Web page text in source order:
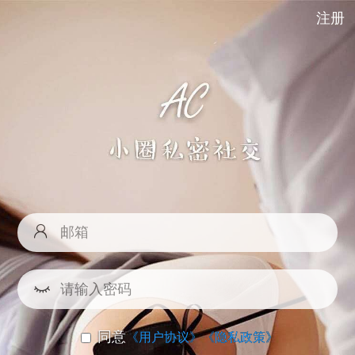
注册
同意《用户协议》《隐私政策》